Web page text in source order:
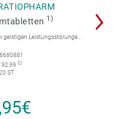
1)
Pflanzliches Arzneimittel bei geistigen Leistungsstörungen und Durchblutungsstörungen.
2)
ST